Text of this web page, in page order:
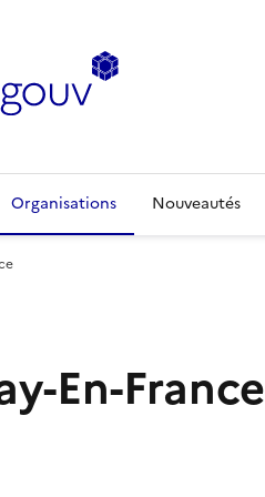
Organisations Nouveautés
En-France